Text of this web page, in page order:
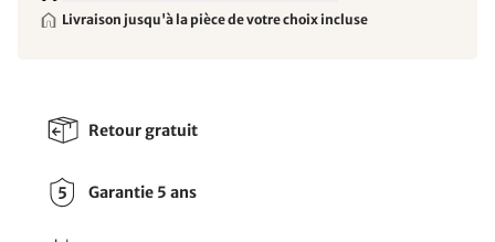
Livraison jusqu'à la pièce de votre choix incluse
Retour gratuit
Garantie 5 ans